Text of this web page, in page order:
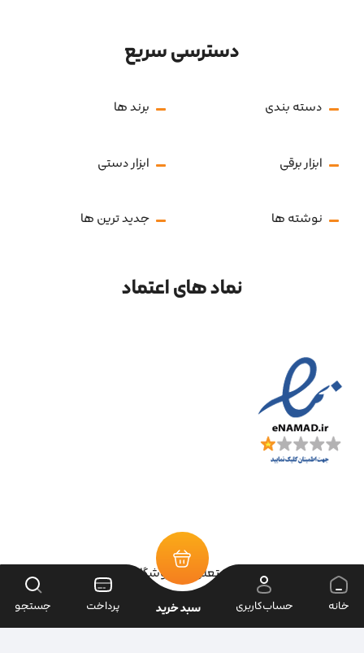
دسترسی سریع
دسته بندی برند ها
ابزار برقی ابزار دستی
نوشته ها جدید ترین ها
نماد های اعتماد
تمامی حقوق سایت متعلق به فروشگاه سرای ابزار می‌باشد.
| طراحی سایت ویراک |
خانه حساب‌کاربری سبد خرید پرداخت جستجو